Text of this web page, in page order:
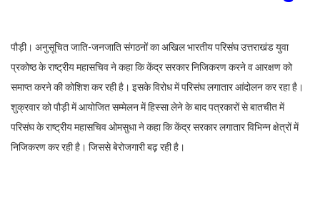
पौड़ी। अनुसूचित जाति-जनजाति संगठनों का अखिल भारतीय परिसंघ उत्तराखंड युवा
प्रकोष्ठ के राष्ट्रीय महासचिव ने कहा कि केंद्र सरकार निजिकरण करने व आरक्षण को
समाप्त करने की कोशिश कर रही है। इसके विरोध में परिसंघ लगातार आंदोलन कर रहा है।
शुक्रवार को पौड़ी में आयोजित सम्मेलन में हिस्सा लेने के बाद पत्रकारों से बातचीत में
परिसंघ के राष्ट्रीय महासचिव ओमसुधा ने कहा कि केंद्र सरकार लगातार विभिन्न क्षेत्रों में
निजिकरण कर रही है। जिससे बेरोजगारी बढ़ रही है।